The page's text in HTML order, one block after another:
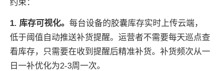
约束：
1. 库存可视化。 每台设备的胶囊库存实时上传云端，
低于阈值自动推送补货提醒。运营者不需要每天巡点查
看库存，只需要在收到提醒后精准补货。补货频次从一
日一补优化为2-3周一次。